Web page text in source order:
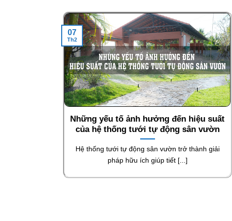
Những yếu tố ảnh hưởng đến hiệu suất
của hệ thống tưới tự động sân vườn
Hệ thống tưới tự động sân vườn trở thành giải
pháp hữu ích giúp tiết [...]
07
Th2